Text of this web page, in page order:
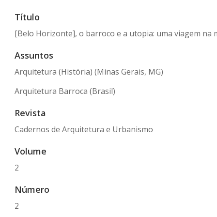
Título
[Belo Horizonte], o barroco e a utopia: uma viagem na
Assuntos
Arquitetura (História) (Minas Gerais, MG)
Arquitetura Barroca (Brasil)
Revista
Cadernos de Arquitetura e Urbanismo
Volume
2
Número
2